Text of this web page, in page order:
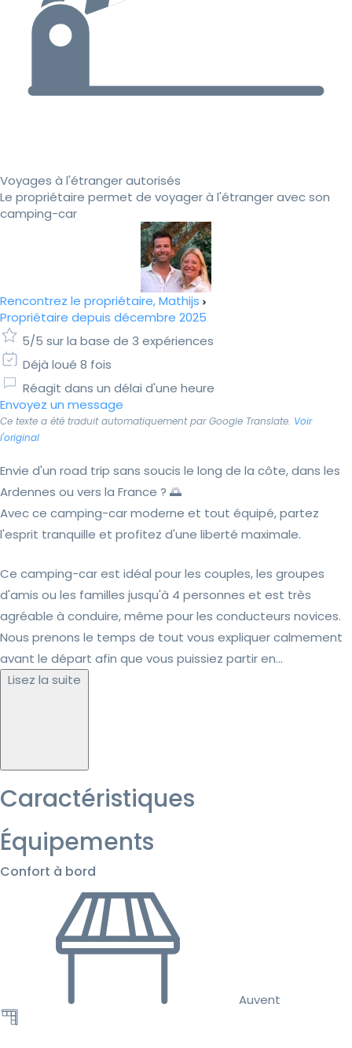
Voyages à l'étranger autorisés
Le propriétaire permet de voyager à l'étranger avec son
camping-car
Rencontrez le propriétaire, Mathijs
Propriétaire depuis décembre 2025
5/5 sur la base de 3 expériences
Déjà loué 8 fois
Réagit dans un délai d'une heure
Envoyez un message
Ce texte a été traduit automatiquement par Google Translate. Voir
l'original
Envie d'un road trip sans soucis le long de la côte, dans les
Ardennes ou vers la France ? 🌅
Avec ce camping-car moderne et tout équipé, partez
l'esprit tranquille et profitez d'une liberté maximale.
Ce camping-car est idéal pour les couples, les groupes
d'amis ou les familles jusqu'à 4 personnes et est très
agréable à conduire, même pour les conducteurs novices.
Nous prenons le temps de tout vous expliquer calmement
avant le départ afin que vous puissiez partir en...
Lisez la suite
Caractéristiques
Équipements
Confort à bord
Auvent